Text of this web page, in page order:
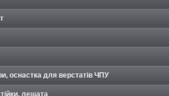
оснастка для верстатів ЧПУ
лещата